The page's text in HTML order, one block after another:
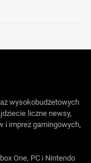
wysokobudżetowych
liczne newsy,
i imprez gamingowych,
One, PC i Nintendo